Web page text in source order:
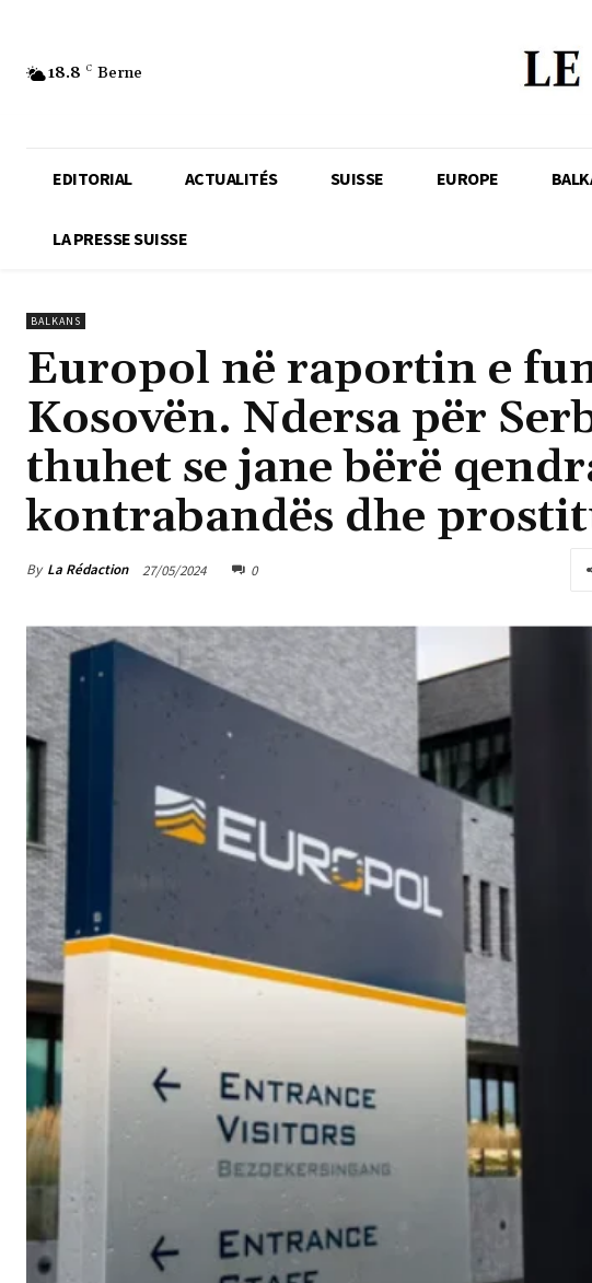
18.8 C Berne
EDITORIAL ACTUALITÉS SUISSE EUROPE
LA PRESSE SUISSE
BALKANS
Europol në raportin e
Kosovën. Ndersa për
thuhet se jane bërë
kontrabandës dhe
By La Rédaction 27/05/2024 0